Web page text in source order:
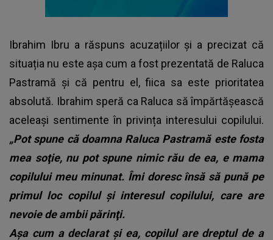
Ibrahim Ibru a răspuns acuzațiilor și a precizat că
situația nu este așa cum a fost prezentată de Raluca
Pastramă și că pentru el, fiica sa este prioritatea
absolută. Ibrahim speră ca Raluca să împărtășească
aceleași sentimente în privința interesului copilului.
„Pot spune că doamna Raluca Pastramă este fosta
mea soţie, nu pot spune nimic rău de ea, e mama
copilului meu minunat. Îmi doresc însă să pună pe
primul loc copilul şi interesul copilului, care are
nevoie de ambii părinţi.
Aşa cum a declarat şi ea, copilul are dreptul de a